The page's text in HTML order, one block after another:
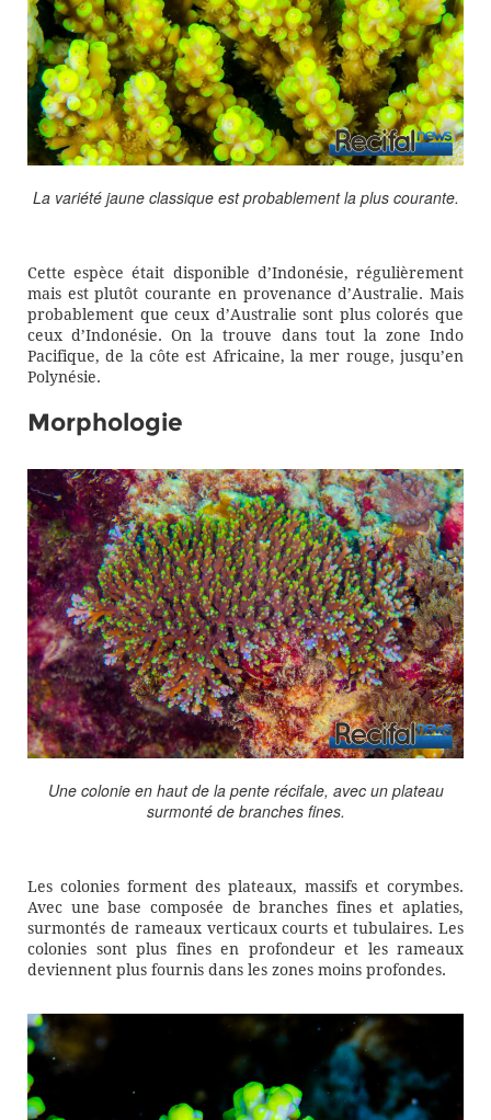
La variété jaune classique est probablement la plus courante.
Cette espèce était disponible d’Indonésie, régulièrement
mais est plutôt courante en provenance d’Australie. Mais
probablement que ceux d’Australie sont plus colorés que
ceux d’Indonésie. On la trouve dans tout la zone Indo
Pacifique, de la côte est Africaine, la mer rouge, jusqu’en
Polynésie.
Morphologie
Une colonie en haut de la pente récifale, avec un plateau
surmonté de branches fines.
Les colonies forment des plateaux, massifs et corymbes.
Avec une base composée de branches fines et aplaties,
surmontés de rameaux verticaux courts et tubulaires. Les
colonies sont plus fines en profondeur et les rameaux
deviennent plus fournis dans les zones moins profondes.